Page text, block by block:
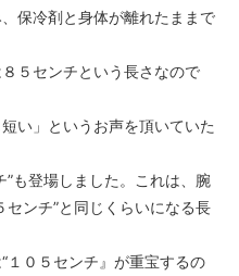
保冷剤と身体が離れたままで
５センチという長さなので
い」というお声を頂いていた
”も登場しました。これは、腕
ンチ”と同じくらいになる長
１０５センチ』が重宝するの